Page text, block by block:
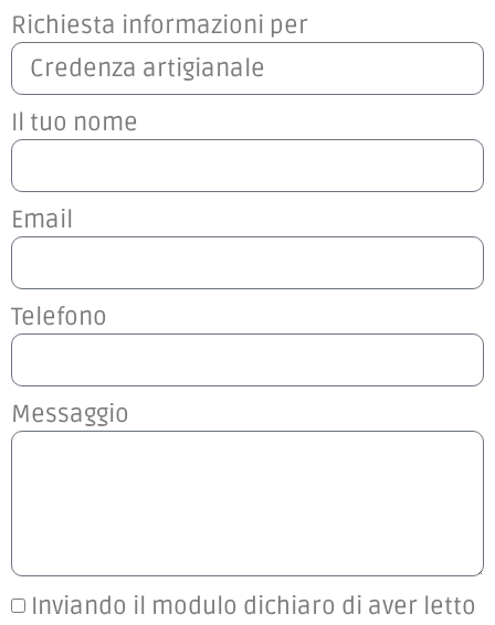
Richiesta informazioni per
Il tuo nome
Email
Telefono
Messaggio
Inviando il modulo dichiaro di aver letto